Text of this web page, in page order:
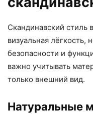
Скандинавский стиль
визуальная лёгкость,
безопасности и
важно учитывать
только внешний вид.
Натуральные